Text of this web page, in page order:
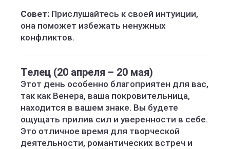
Совет: Прислушайтесь к своей интуиции,
она поможет избежать ненужных
конфликтов.
Телец (20 апреля – 20 мая)
Этот день особенно благоприятен для вас,
так как Венера, ваша покровительница,
находится в вашем знаке. Вы будете
ощущать прилив сил и уверенности в себе.
Это отличное время для творческой
деятельности, романтических встреч и